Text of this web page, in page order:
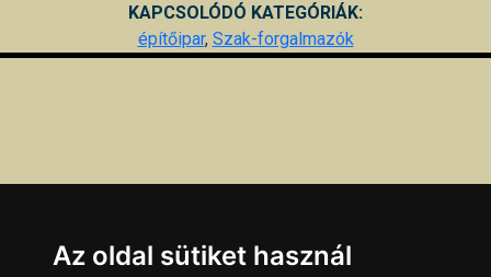
KAPCSOLÓDÓ KATEGÓRIÁK:
építőipar, Szak-forgalmazók
Az oldal sütiket használ